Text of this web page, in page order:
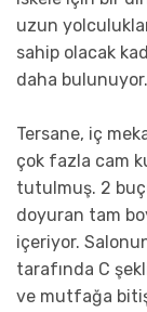
uzun
sahip olacak
daha bulunuyor.
Tersane, iç
çok fazla cam
tutulmuş. 2
doyuran tam
içeriyor.
tarafında C
ve mutfağa